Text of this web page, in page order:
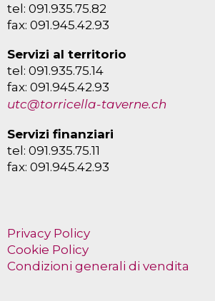
tel: 091.935.75.82
fax: 091.945.42.93
Servizi al territorio
tel: 091.935.75.14
fax: 091.945.42.93
utc@torricella-taverne.ch
Servizi finanziari
tel: 091.935.75.11
fax: 091.945.42.93
Privacy Policy
Cookie Policy
Condizioni generali di vendita